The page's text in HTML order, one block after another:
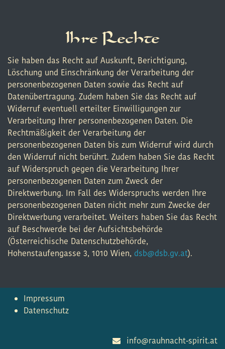
Ihre Rechte
Sie haben das Recht auf Auskunft, Berichtigung,
Löschung und Einschränkung der Verarbeitung der
personenbezogenen Daten sowie das Recht auf
Datenübertragung. Zudem haben Sie das Recht auf
Widerruf eventuell erteilter Einwilligungen zur
Verarbeitung Ihrer personenbezogenen Daten. Die
Rechtmäßigkeit der Verarbeitung der
personenbezogenen Daten bis zum Widerruf wird durch
den Widerruf nicht berührt. Zudem haben Sie das Recht
auf Widerspruch gegen die Verarbeitung Ihrer
personenbezogenen Daten zum Zweck der
Direktwerbung. Im Fall des Widerspruchs werden Ihre
personenbezogenen Daten nicht mehr zum Zwecke der
Direktwerbung verarbeitet. Weiters haben Sie das Recht
auf Beschwerde bei der Aufsichtsbehörde
(Österreichische Datenschutzbehörde,
Hohenstaufengasse 3, 1010 Wien, dsb@dsb.gv.at).
Impressum
Datenschutz
info@rauhnacht-spirit.at